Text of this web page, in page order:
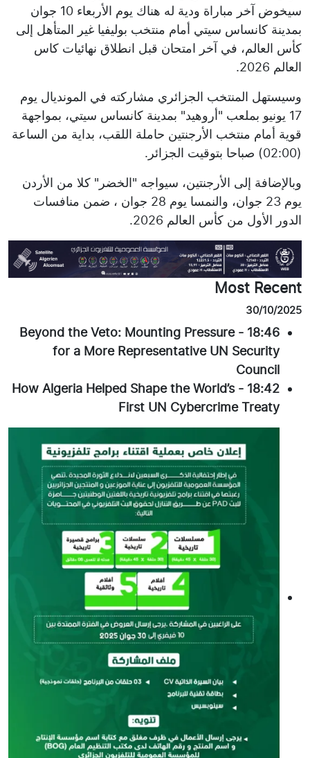
سيخوض آخر مباراة ودية له هناك يوم الأربعاء 10 جوان
بمدينة كانساس سيتي أمام منتخب بوليفيا غير المتأهل إلى
كأس العالم، في آخر امتحان قبل انطلاق نهائيات كاس
العالم 2026.
وسيستهل المنتخب الجزائري مشاركته في المونديال يوم
17 يونيو بملعب "أروهيد" بمدينة كانساس سيتي، بمواجهة
قوية أمام منتخب الأرجنتين حاملة اللقب، بداية من الساعة
(02:00) صباحا بتوقيت الجزائر.
وبالإضافة إلى الأرجنتين، سيواجه "الخضر" كلا من الأردن
يوم 23 جوان، والنمسا يوم 28 جوان ، ضمن منافسات
الدور الأول من كأس العالم 2026.
Most Recent
30/10/2025
18:46
-
Beyond the Veto: Mounting Pressure
for a More Representative UN Security
Council
18:42
-
How Algeria Helped Shape the World’s
First UN Cybercrime Treaty